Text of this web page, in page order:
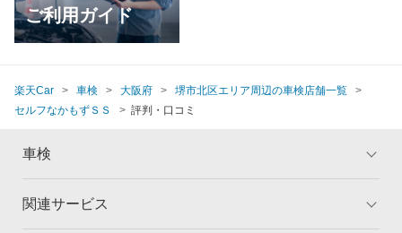
ご利用ガイド
楽天Car 車検 大阪府
堺市北区エリア周辺の車検店舗一覧
セルフなかもずＳＳ
評判・口コミ
車検
トップ
関連サービス